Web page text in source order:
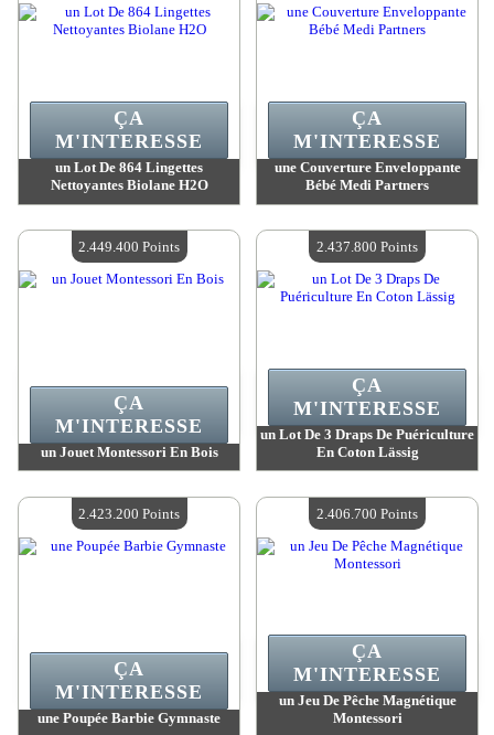
un Lot De 864 Lingettes
Nettoyantes Biolane H2O
Quantité Disponible :4
ÇA
M'INTERESSE
une Couverture Enveloppante
Bébé Medi Partners
Quantité Disponible :4
ÇA
M'INTERESSE
un Jouet Montessori En Bois
Quantité Disponible :4
ÇA
M'INTERESSE
2.449.400 Points
un Lot De 3 Draps De Puériculture
En Coton Lässig
Quantité Disponible :4
ÇA
M'INTERESSE
2.437.800 Points
une Poupée Barbie Gymnaste
ÇA
M'INTERESSE
2.423.200 Points
un Jeu De Pêche Magnétique
Montessori
ÇA
M'INTERESSE
2.406.700 Points